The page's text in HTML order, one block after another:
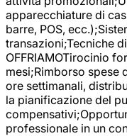
apparecchiature di
barre, POS,
transazioni;Tecniche
OFFRIAMOTirocinio
mesi;Rimborso spese
ore settimanali,
la pianificazione del
professionale in un